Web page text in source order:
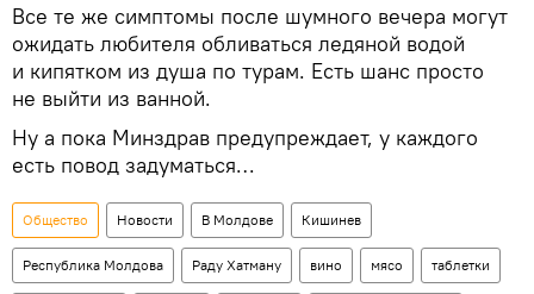
Все те же симптомы после шумного вечера могут
ожидать любителя обливаться ледяной водой
и кипятком из душа по турам. Есть шанс просто
не выйти из ванной.
Ну а пока Минздрав предупреждает, у каждого
есть повод задуматься…
Общество Новости В Молдове Кишинев
Республика Молдова Раду Хатману вино мясо таблетки